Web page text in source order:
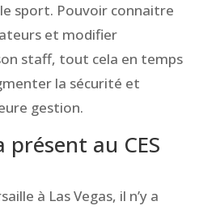
sport. Pouvoir connaitre
et modifier
staff, tout cela en temps
la sécurité et
gestion.
présent au CES
à Las Vegas, il n’y a